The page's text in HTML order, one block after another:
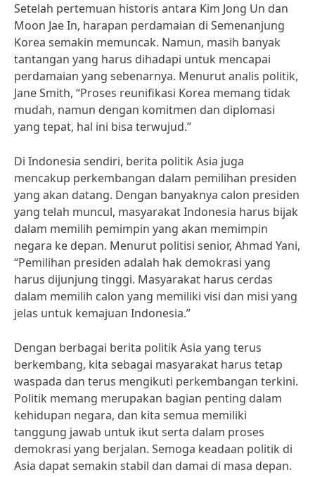
Setelah pertemuan historis antara Kim Jong Un dan
Moon Jae In, harapan perdamaian di Semenanjung
Korea semakin memuncak. Namun, masih banyak
tantangan yang harus dihadapi untuk mencapai
perdamaian yang sebenarnya. Menurut analis politik,
Jane Smith, “Proses reunifikasi Korea memang tidak
mudah, namun dengan komitmen dan diplomasi
yang tepat, hal ini bisa terwujud.”
Di Indonesia sendiri, berita politik Asia juga
mencakup perkembangan dalam pemilihan presiden
yang akan datang. Dengan banyaknya calon presiden
yang telah muncul, masyarakat Indonesia harus bijak
dalam memilih pemimpin yang akan memimpin
negara ke depan. Menurut politisi senior, Ahmad Yani,
“Pemilihan presiden adalah hak demokrasi yang
harus dijunjung tinggi. Masyarakat harus cerdas
dalam memilih calon yang memiliki visi dan misi yang
jelas untuk kemajuan Indonesia.”
Dengan berbagai berita politik Asia yang terus
berkembang, kita sebagai masyarakat harus tetap
waspada dan terus mengikuti perkembangan terkini.
Politik memang merupakan bagian penting dalam
kehidupan negara, dan kita semua memiliki
tanggung jawab untuk ikut serta dalam proses
demokrasi yang berjalan. Semoga keadaan politik di
Asia dapat semakin stabil dan damai di masa depan.